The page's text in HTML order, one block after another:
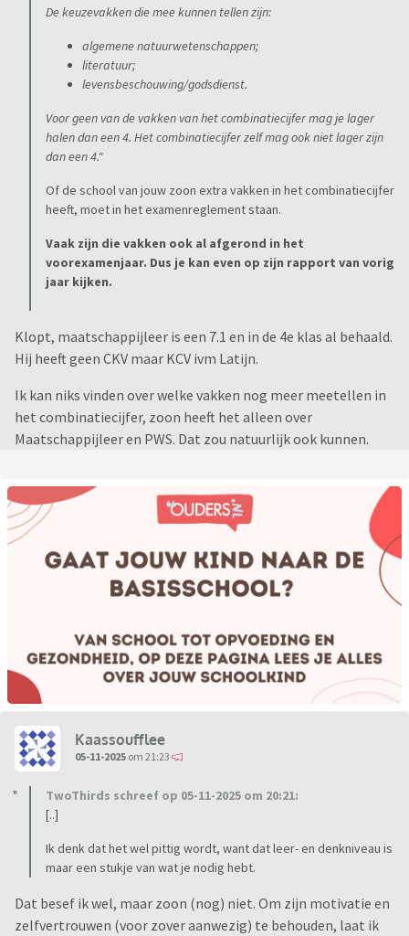
De keuzevakken die mee kunnen tellen zijn:
algemene natuurwetenschappen;
literatuur;
levensbeschouwing/godsdienst.
Voor geen van de vakken van het combinatiecijfer mag je lager
halen dan een 4. Het combinatiecijfer zelf mag ook niet lager zijn
dan een 4."
Of de school van jouw zoon extra vakken in het combinatiecijfer
heeft, moet in het examenreglement staan.
Vaak zijn die vakken ook al afgerond in het
voorexamenjaar. Dus je kan even op zijn rapport van vorig
jaar kijken.
Klopt, maatschappijleer is een 7.1 en in de 4e klas al behaald.
Hij heeft geen CKV maar KCV ivm Latijn.
Ik kan niks vinden over welke vakken nog meer meetellen in
het combinatiecijfer, zoon heeft het alleen over
Maatschappijleer en PWS. Dat zou natuurlijk ook kunnen.
Kaassoufflee
05-11-2025 om 21:23
TwoThirds schreef op 05-11-2025 om 20:21:
[..]
Ik denk dat het wel pittig wordt, want dat leer- en denkniveau is
maar een stukje van wat je nodig hebt.
Dat besef ik wel, maar zoon (nog) niet. Om zijn motivatie en
zelfvertrouwen (voor zover aanwezig) te behouden, laat ik